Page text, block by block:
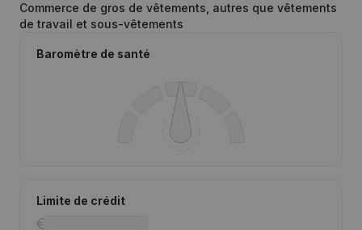
Commerce de gros de vêtements, autres que vêtements
de travail et sous-vêtements
Baromètre de santé
Limite de crédit